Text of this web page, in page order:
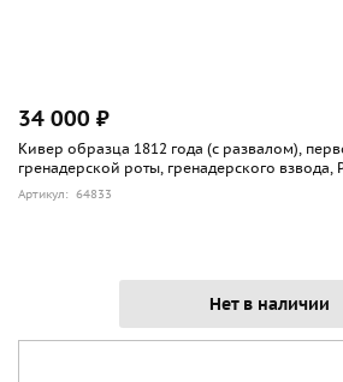
34 000 ₽
Кивер образца 1812 года (с развалом),
гренадерской роты, гренадерского взвода,
Артикул: 64833
Нет в наличии